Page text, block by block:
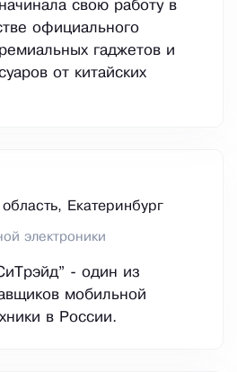
свою работу в
официального
гаджетов и
от китайских
Екатеринбург
электроники
- один из
мобильной
в России.